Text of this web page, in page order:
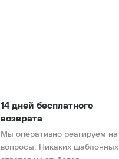
14 дней бесплатного
возврата
Мы оперативно реагируем на
вопросы. Никаких шаблонных